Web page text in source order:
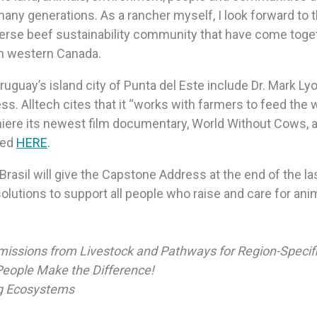
generations. As a rancher myself, I look forward
beef sustainability community that have come
western Canada.
island city of Punta del Este include Dr. Mark
Alltech cites that it “works with farmers to feed the
its newest film documentary, World Without Cows,
HERE.
will give the Capstone Address at the end of the
to support all people who raise and care for
from Livestock and Pathways for Region-
Make the Difference!
Ecosystems